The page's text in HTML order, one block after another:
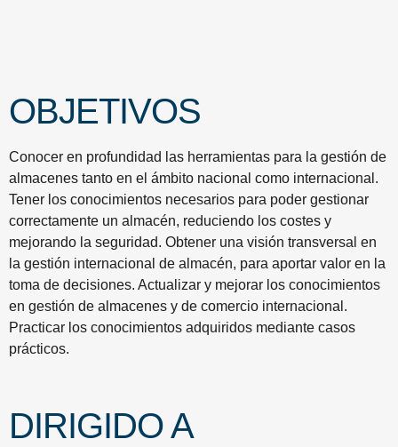
OBJETIVOS
Conocer en profundidad las herramientas para la gestión de
almacenes tanto en el ámbito nacional como internacional.
Tener los conocimientos necesarios para poder gestionar
correctamente un almacén, reduciendo los costes y
mejorando la seguridad. Obtener una visión transversal en
la gestión internacional de almacén, para aportar valor en la
toma de decisiones. Actualizar y mejorar los conocimientos
en gestión de almacenes y de comercio internacional.
Practicar los conocimientos adquiridos mediante casos
prácticos.
DIRIGIDO A